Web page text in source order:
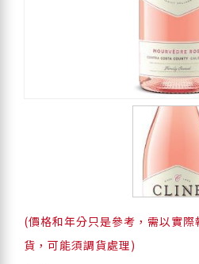
(價格和年分只是參考，需以實
貨，可能須調貨處理)